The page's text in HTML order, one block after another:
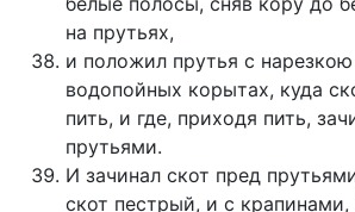
на прутьях,
и положил прутья с
водопойных корытах, куда
пить, и где, приходя пить,
прутьями.
И зачинал скот пред
скот пестрый, и с крапинами,